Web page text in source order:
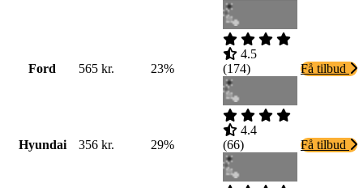
Ford 565 kr. 23%
4.5
(174) Få tilbud
Hyundai 356 kr. 29%
4.4
(66) Få tilbud